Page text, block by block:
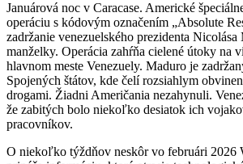
Januárová noc v Caracase. Americké
operáciu s kódovým označením „Absolute
zadržanie venezuelského prezidenta Nicolása
manželky. Operácia zahŕňa cielené útoky na
hlavnom meste Venezuely. Maduro je
Spojených štátov, kde čelí rozsiahlym
drogami. Žiadni Američania nezahynuli.
že zabitých bolo niekoľko desiatok ich
pracovníkov.
O niekoľko týždňov neskôr vo februári 2026